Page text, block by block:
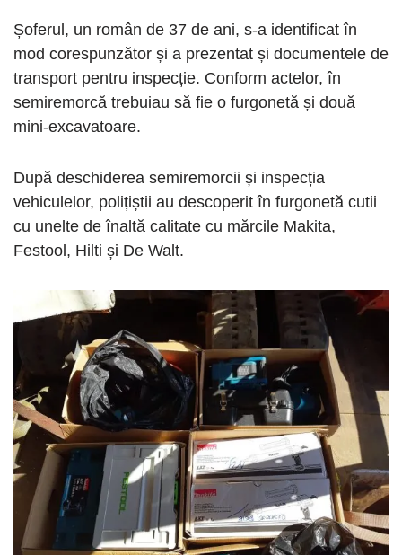
Șoferul, un român de 37 de ani, s-a identificat în
mod corespunzător și a prezentat și documentele de
transport pentru inspecție. Conform actelor, în
semiremorcă trebuiau să fie o furgonetă și două
mini-excavatoare.
După deschiderea semiremorcii și inspecția
vehiculelor, polițiștii au descoperit în furgonetă cutii
cu unelte de înaltă calitate cu mărcile Makita,
Festool, Hilti și De Walt.